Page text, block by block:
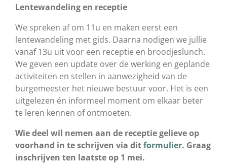
Lentewandeling en receptie
We spreken af om 11u en maken eerst een
lentewandeling met gids. Daarna nodigen we jullie
vanaf 13u uit voor een receptie en broodjeslunch.
We geven een update over de werking en geplande
activiteiten en stellen in aanwezigheid van de
burgemeester het nieuwe bestuur voor. Het is een
uitgelezen én informeel moment om elkaar beter
te leren kennen of ontmoeten.
Wie deel wil nemen aan de receptie gelieve op
voorhand in te schrijven via ditformulier. Graag
inschrijven ten laatste op 1 mei.